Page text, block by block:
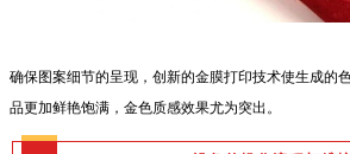
确保图案细节的呈现，创新的金膜打印技术使生成的
品更加鲜艳饱满，金色质感效果尤为突出。